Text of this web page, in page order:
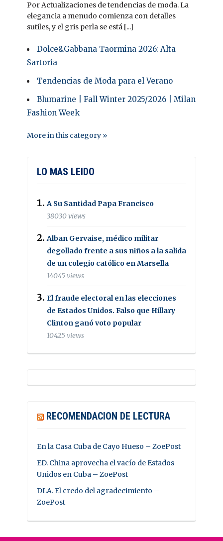
Por Actualizaciones de tendencias de moda. La
elegancia a menudo comienza con detalles
sutiles, y el gris perla se está [...]
Dolce&Gabbana Taormina 2026: Alta
Sartoria
Tendencias de Moda para el Verano
Blumarine | Fall Winter 2025/2026 | Milan
Fashion Week
More in this category »
LO MAS LEIDO
A Su Santidad Papa Francisco
38030 views
Alban Gervaise, médico militar
degollado frente a sus niños a la salida
de un colegio católico en Marsella
14045 views
El fraude electoral en las elecciones
de Estados Unidos. Falso que Hillary
Clinton ganó voto popular
10425 views
RECOMENDACION DE LECTURA
En la Casa Cuba de Cayo Hueso – ZoePost
ED. China aprovecha el vacío de Estados
Unidos en Cuba – ZoePost
DLA. El credo del agradecimiento –
ZoePost